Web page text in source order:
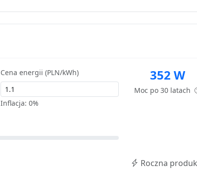
Cena energii (PLN/kWh)
Inflacja:0%
352 W
Moc po 30 latach
Roczna